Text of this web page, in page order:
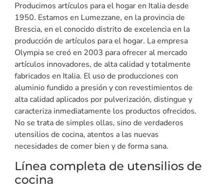
Producimos artículos para el hogar en Italia desde
1950. Estamos en Lumezzane, en la provincia de
Brescia, en el conocido distrito de excelencia en la
producción de artículos para el hogar. La empresa
Olympia se creó en 2003 para ofrecer al mercado
artículos innovadores, de alta calidad y totalmente
fabricados en Italia. El uso de producciones con
aluminio fundido a presión y con revestimientos de
alta calidad aplicados por pulverización, distingue y
caracteriza inmediatamente los productos ofrecidos.
No se trata de simples ollas, sino de verdaderos
utensilios de cocina, atentos a las nuevas
necesidades de comer bien y de forma sana.
Línea completa de utensilios de
cocina